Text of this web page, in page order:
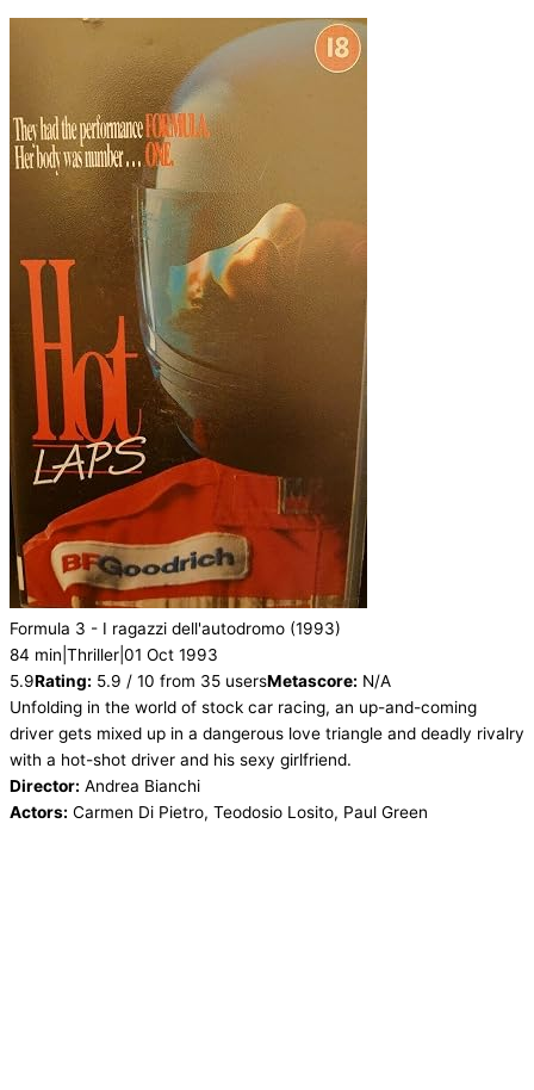
ragazzi
VHS
VIDEO
Kaset
Formula 3 - I ragazzi dell'autodromo (1993)
84 min Thriller 01 Oct 1993
5.9Rating: 5.9 / 10 from 35 usersMetascore: N/A
Unfolding in the world of stock car racing, an up-and-coming
driver gets mixed up in a dangerous love triangle and deadly rivalry
with a hot-shot driver and his sexy girlfriend.
Director: Andrea Bianchi
Actors: Carmen Di Pietro, Teodosio Losito, Paul Green